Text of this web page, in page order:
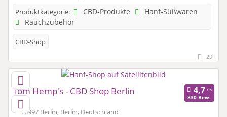
Produktkategorie:
CBD-Produkte
Hanf-Süßwaren
Rauchzubehör
CBD-Shop
29
Tom Hemp's - CBD Shop Berlin
830 Bew.
10997 Berlin, Berlin, Deutschland